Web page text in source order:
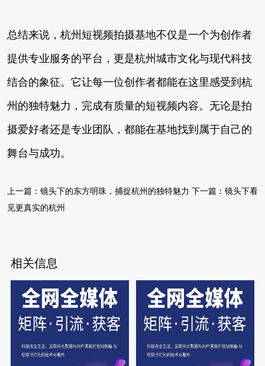
总结来说，杭州短视频拍摄基地不仅是一个为创作者
提供专业服务的平台，更是杭州城市文化与现代科技
结合的象征。它让每一位创作者都能在这里感受到杭
州的独特魅力，完成有质量的短视频内容。无论是拍
摄爱好者还是专业团队，都能在基地找到属于自己的
舞台与成功。
上一篇： 镜头下的东方明珠，捕捉杭州的独特魅力 下一篇： 镜头下看
见更真实的杭州
相关信息